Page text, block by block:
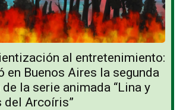
al entretenimiento:
en Buenos Aires la segunda
la serie animada “Lina y
del Arcoíris”